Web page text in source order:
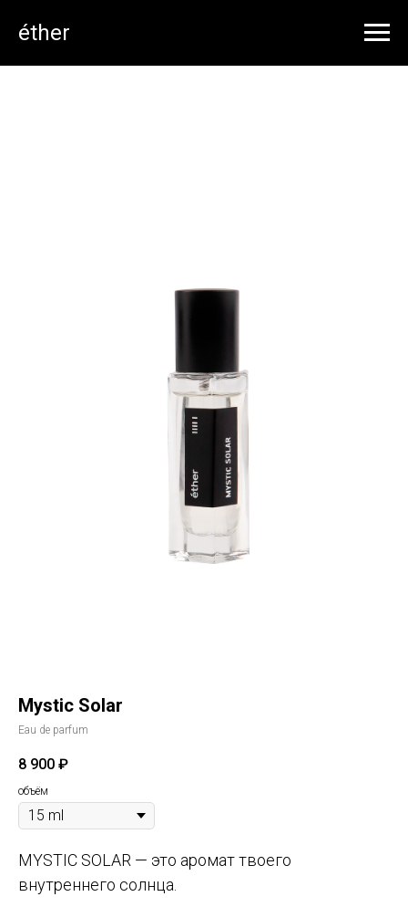
éther
Mystic Solar
Eau de parfum
8 900 ₽
объём
MYSTIC SOLAR — это аромат твоего
внутреннего солнца.